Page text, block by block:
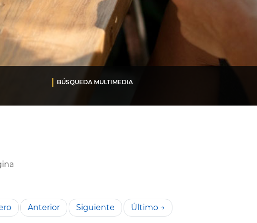
BÚSQUEDA MULTIMEDIA
Anterior Siguiente Último →